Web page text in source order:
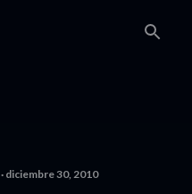
diciembre 30, 2010